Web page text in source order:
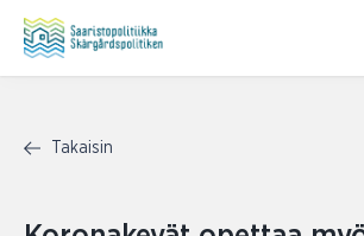
Takaisin